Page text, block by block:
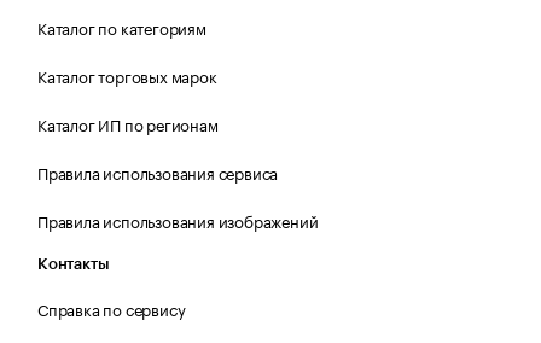
Каталог по категориям
Каталог торговых марок
Каталог ИП по регионам
Правила использования сервиса
Правила использования изображений
Контакты
Справка по сервису